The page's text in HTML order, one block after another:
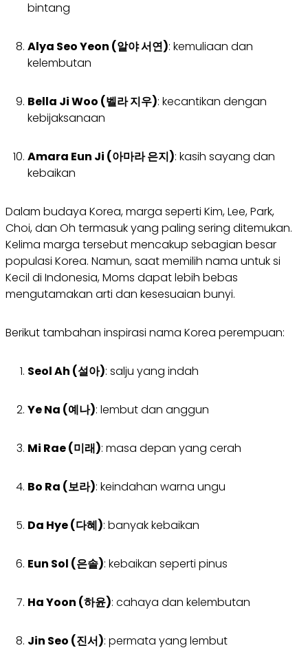
bintang
Alya Seo Yeon (알야 서연): kemuliaan dan
kelembutan
Bella Ji Woo (벨라 지우): kecantikan dengan
kebijaksanaan
Amara Eun Ji (아마라 은지): kasih sayang dan
kebaikan
Dalam budaya Korea, marga seperti Kim, Lee, Park,
Choi, dan Oh termasuk yang paling sering ditemukan.
Kelima marga tersebut mencakup sebagian besar
populasi Korea. Namun, saat memilih nama untuk si
Kecil di Indonesia, Moms dapat lebih bebas
mengutamakan arti dan kesesuaian bunyi.
Berikut tambahan inspirasi nama Korea perempuan:
Seol Ah (설아): salju yang indah
Ye Na (예나): lembut dan anggun
Mi Rae (미래): masa depan yang cerah
Bo Ra (보라): keindahan warna ungu
Da Hye (다혜): banyak kebaikan
Eun Sol (은솔): kebaikan seperti pinus
Ha Yoon (하윤): cahaya dan kelembutan
Jin Seo (진서): permata yang lembut